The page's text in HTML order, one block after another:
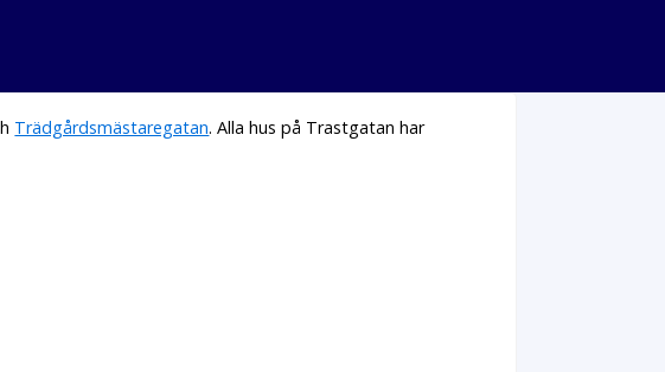
Trädgårdsmästaregatan. Alla hus på Trastgatan har